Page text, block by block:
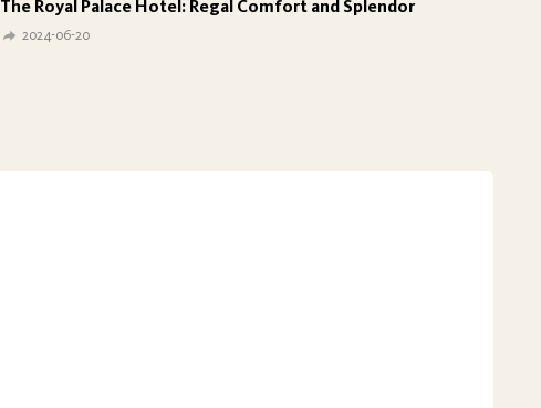
The Royal Palace Hotel: Regal Comfort and Splendor
2024-06-20